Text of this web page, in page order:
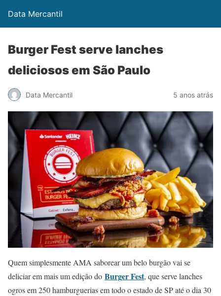
Data Mercantil
Burger Fest serve lanches
deliciosos em São Paulo
Data Mercantil 5 anos atrás
Quem simplesmente AMA saborear um belo burgão vai se
deliciar em mais um edição do Burger Fest, que serve lanches
ogros em 250 hamburguerias em todo o estado de SP até o dia 30